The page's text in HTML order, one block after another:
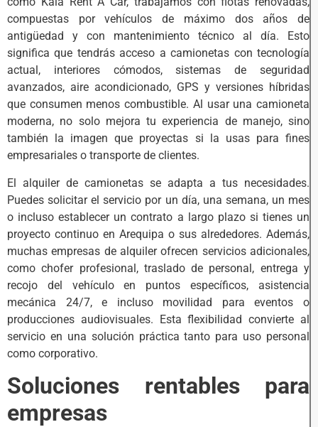
compuestas por vehículos de máximo dos años de
antigüedad y con mantenimiento técnico al día. Esto
significa que tendrás acceso a camionetas con tecnología
actual, interiores cómodos, sistemas de seguridad
avanzados, aire acondicionado, GPS y versiones híbridas
que consumen menos combustible. Al usar una camioneta
moderna, no solo mejora tu experiencia de manejo, sino
también la imagen que proyectas si la usas para fines
empresariales o transporte de clientes.
El alquiler de camionetas se adapta a tus necesidades.
Puedes solicitar el servicio por un día, una semana, un mes
o incluso establecer un contrato a largo plazo si tienes un
proyecto continuo en Arequipa o sus alrededores. Además,
muchas empresas de alquiler ofrecen servicios adicionales,
como chofer profesional, traslado de personal, entrega y
recojo del vehículo en puntos específicos, asistencia
mecánica 24/7, e incluso movilidad para eventos o
producciones audiovisuales. Esta flexibilidad convierte al
servicio en una solución práctica tanto para uso personal
como corporativo.
Soluciones rentables para
empresas